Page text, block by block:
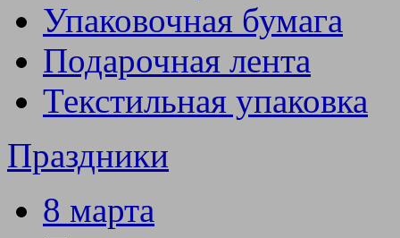
Упаковочная бумага
Подарочная лента
Текстильная упаковка
Праздники
8 марта